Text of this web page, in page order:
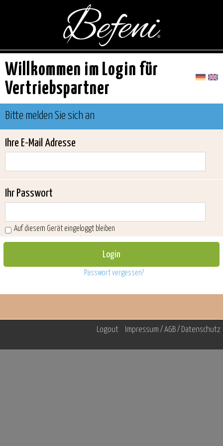
Willkommen im Login für
Vertriebspartner
Bitte melden Sie sich an
Ihre E-Mail Adresse
Ihr Passwort
Auf diesem Gerät eingeloggt bleiben
Passwort vergessen?
Logout Impressum / AGB / Datenschutz